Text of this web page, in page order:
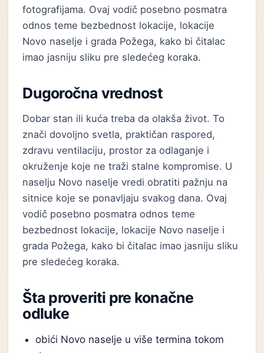
fotografijama. Ovaj vodič posebno posmatra
odnos teme bezbednost lokacije, lokacije
Novo naselje i grada Požega, kako bi čitalac
imao jasniju sliku pre sledećeg koraka.
Dugoročna vrednost
Dobar stan ili kuća treba da olakša život. To
znači dovoljno svetla, praktičan raspored,
zdravu ventilaciju, prostor za odlaganje i
okruženje koje ne traži stalne kompromise. U
naselju Novo naselje vredi obratiti pažnju na
sitnice koje se ponavljaju svakog dana. Ovaj
vodič posebno posmatra odnos teme
bezbednost lokacije, lokacije Novo naselje i
grada Požega, kako bi čitalac imao jasniju sliku
pre sledećeg koraka.
Šta proveriti pre konačne
odluke
obići Novo naselje u više termina tokom